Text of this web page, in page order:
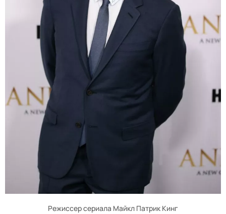
Режиссер сериала Майкл Патрик Кинг